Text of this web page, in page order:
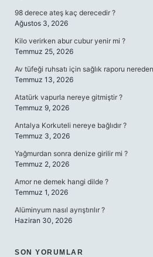
98 derece ateş kaç derecedir ?
Ağustos 3, 2026
Kilo verirken abur cubur yenir mi ?
Temmuz 25, 2026
Av tüfeği ruhsatı için sağlık raporu nereden
Temmuz 13, 2026
Atatürk vapurla nereye gitmiştir ?
Temmuz 9, 2026
Antalya Korkuteli nereye bağlıdır ?
Temmuz 3, 2026
Yağmurdan sonra denize girilir mi ?
Temmuz 2, 2026
Amor ne demek hangi dilde ?
Temmuz 1, 2026
Alüminyum nasıl ayrıştırılır ?
Haziran 30, 2026
SON YORUMLAR